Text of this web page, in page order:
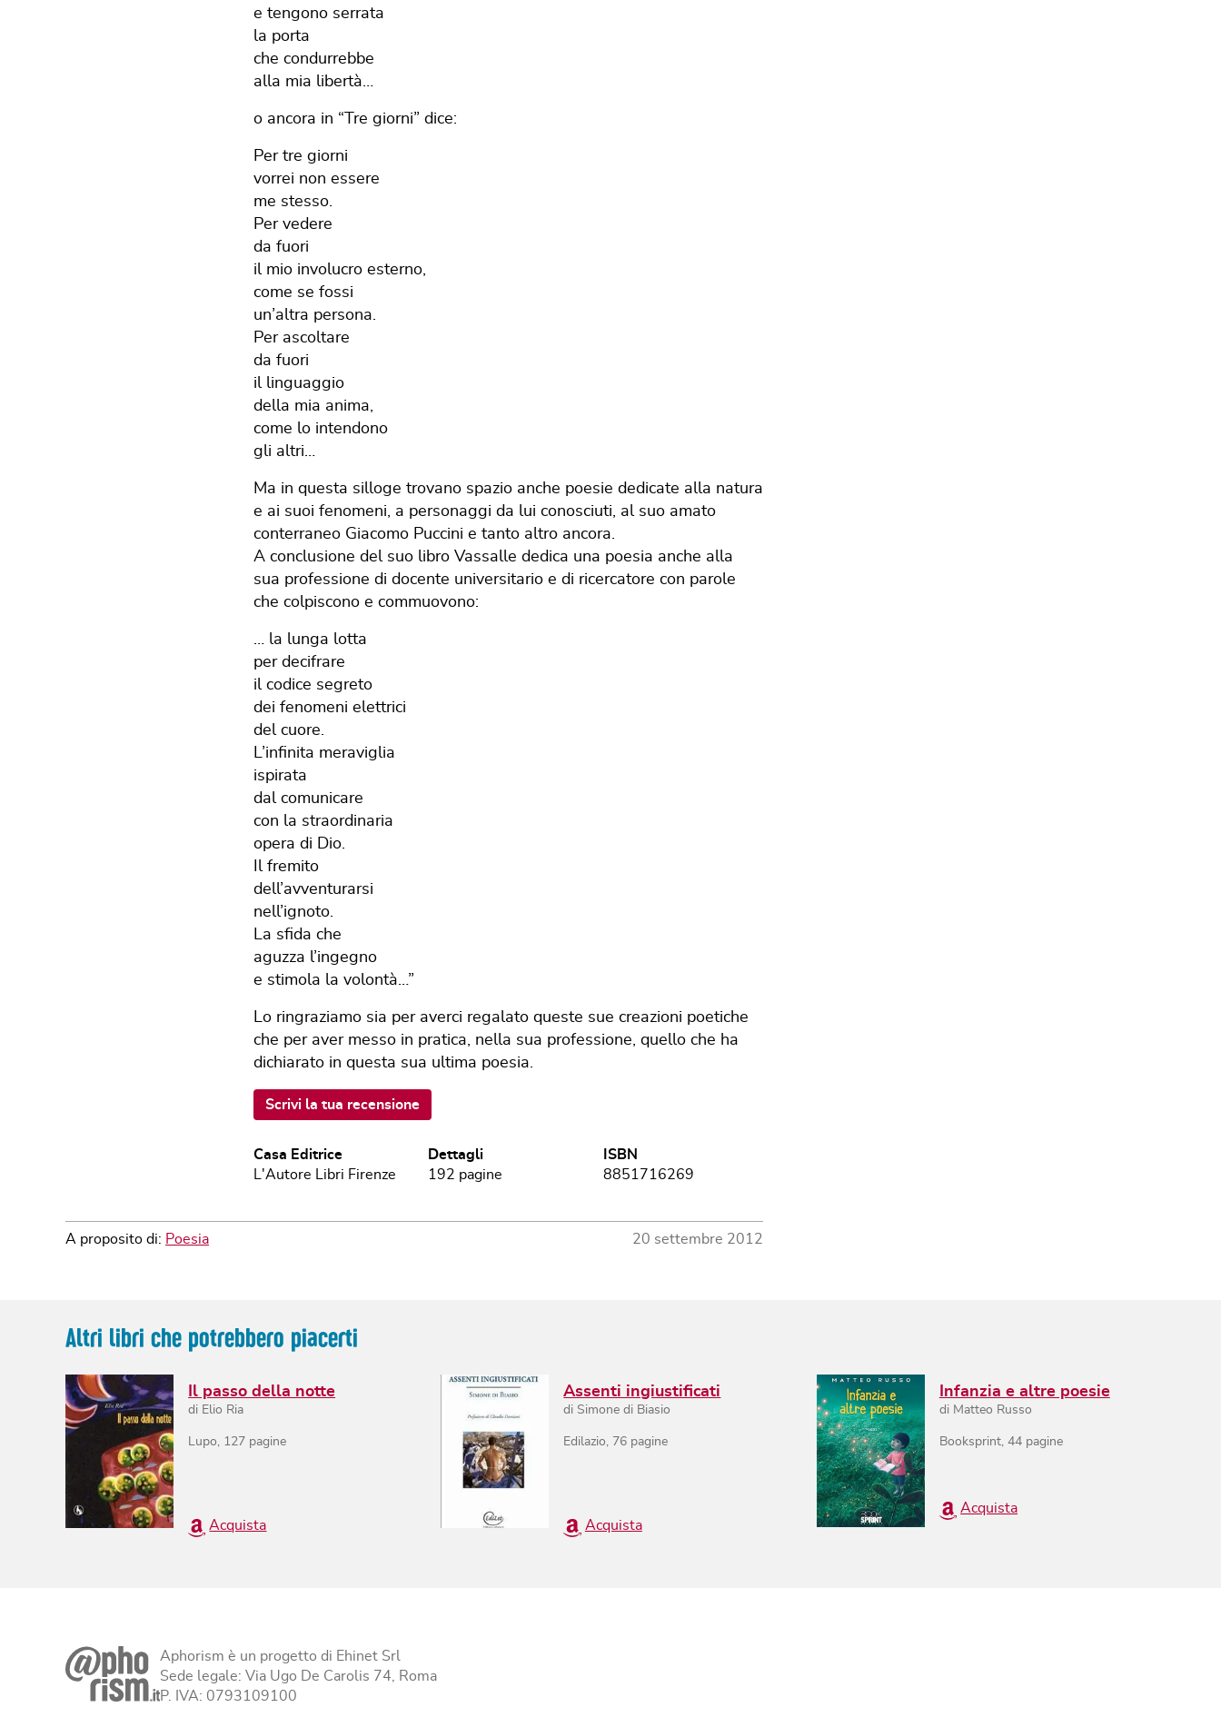
e tengono serrata
la porta
che condurrebbe
alla mia libertà…
o ancora in “Tre giorni” dice:
Per tre giorni
vorrei non essere
me stesso.
Per vedere
da fuori
il mio involucro esterno,
come se fossi
un’altra persona.
Per ascoltare
da fuori
il linguaggio
della mia anima,
come lo intendono
gli altri…
Ma in questa silloge trovano spazio anche poesie dedicate alla natura
e ai suoi fenomeni, a personaggi da lui conosciuti, al suo amato
conterraneo Giacomo Puccini e tanto altro ancora.
A conclusione del suo libro Vassalle dedica una poesia anche alla
sua professione di docente universitario e di ricercatore con parole
che colpiscono e commuovono:
… la lunga lotta
per decifrare
il codice segreto
dei fenomeni elettrici
del cuore.
L’infinita meraviglia
ispirata
dal comunicare
con la straordinaria
opera di Dio.
Il fremito
dell’avventurarsi
nell’ignoto.
La sfida che
aguzza l’ingegno
e stimola la volontà…”
Lo ringraziamo sia per averci regalato queste sue creazioni poetiche
che per aver messo in pratica, nella sua professione, quello che ha
dichiarato in questa sua ultima poesia.
Scrivi la tua recensione
Casa Editrice
L'Autore Libri Firenze
Dettagli
192 pagine
ISBN
8851716269
A proposito di: Poesia 20 settembre 2012
Altri libri che potrebbero piacerti
Il passo della notte
di Elio Ria
Lupo, 127 pagine
Acquista
Assenti ingiustificati
di Simone di Biasio
Edilazio, 76 pagine
Acquista
Infanzia e altre poesie
di Matteo Russo
Booksprint, 44pagine
Acquista
Aphorism è un progetto di Ehinet Srl
Sede legale: Via Ugo De Carolis 74, Roma
P. IVA: 0793109100